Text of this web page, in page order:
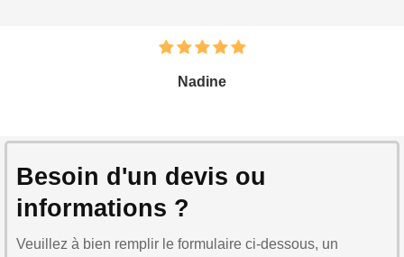
Nadine
Besoin d'un devis ou
informations ?
Veuillez à bien remplir le formulaire ci-dessous, un